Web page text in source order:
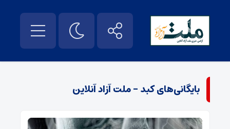
بایگانی‌های کبد - ملت آزاد آنلاین